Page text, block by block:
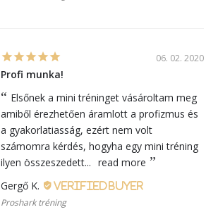
06. 02. 2020
Profi munka!
Elsőnek a mini tréninget vásároltam meg
amiből érezhetően áramlott a profizmus és
a gyakorlatiasság, ezért nem volt
számomra kérdés, hogyha egy mini tréning
ilyen összeszedett... read more
Gergő K.
Proshark tréning